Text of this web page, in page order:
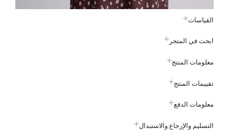
القياسات
ابحث في المتجر
معلومات المنتج
تقييمات المنتج
معلومات الدفع
التسليم والإرجاع والاستبدال